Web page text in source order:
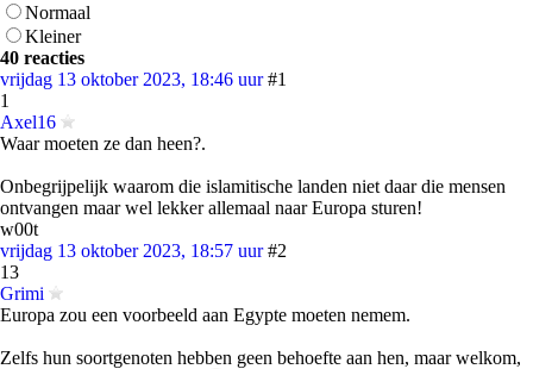
Normaal
Kleiner
40 reacties
vrijdag 13 oktober 2023, 18:46 uur #1
1
Axel16
Waar moeten ze dan heen?.
Onbegrijpelijk waarom die islamitische landen niet daar die mensen
ontvangen maar wel lekker allemaal naar Europa sturen!
w00t
vrijdag 13 oktober 2023, 18:57 uur #2
13
Grimi
Europa zou een voorbeeld aan Egypte moeten nemem.
Zelfs hun soortgenoten hebben geen behoefte aan hen, maar welkom,